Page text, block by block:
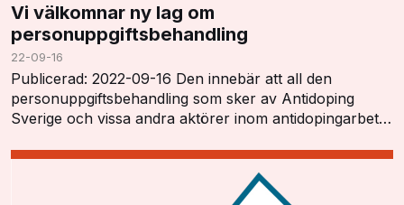
Vi välkomnar ny lag om
personuppgiftsbehandling
22-09-16
Publicerad: 2022-09-16 Den innebär att all den
personuppgiftsbehandling som sker av Antidoping
Sverige och vissa andra aktörer inom antidopingarbetet